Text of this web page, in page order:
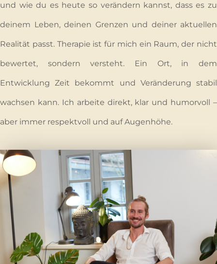
und wie du es heute so verändern kannst, dass es zu
deinem Leben, deinen Grenzen und deiner aktuellen
Realität passt. Therapie ist für mich ein Raum, der nicht
bewertet, sondern versteht. Ein Ort, in dem
Entwicklung Zeit bekommt und Veränderung stabil
wachsen kann. Ich arbeite direkt, klar und humorvoll –
aber immer respektvoll und auf Augenhöhe.